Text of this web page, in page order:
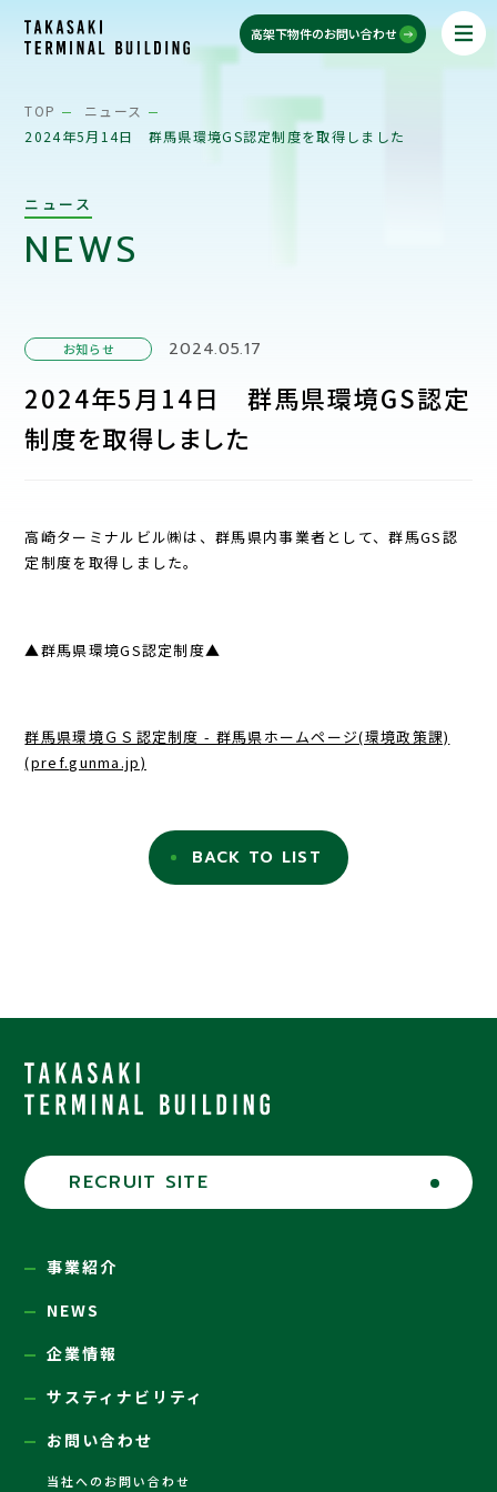
高架下物件のお問い合わせ
TOP
ニュース
2024年5月14日 群馬県環境GS認定制度を取得しました
ニュース
NEWS
お知らせ 2024.05.17
2024年5月14日 群馬県環境GS認定
制度を取得しました
高崎ターミナルビル㈱は、群馬県内事業者として、群馬GS認
定制度を取得しました。
▲群馬県環境GS認定制度▲
群馬県環境ＧＳ認定制度 - 群馬県ホームページ(環境政策課)
(pref.gunma.jp)
BACK TO LIST
RECRUIT SITE
事業紹介
NEWS
企業情報
サスティナビリティ
お問い合わせ
当社へのお問い合わせ